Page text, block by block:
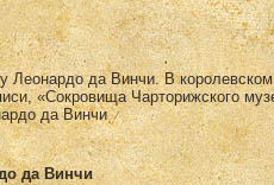
Леонардо да Винчи. В
«Сокровища Чарторижского
да Винчи
да Винчи